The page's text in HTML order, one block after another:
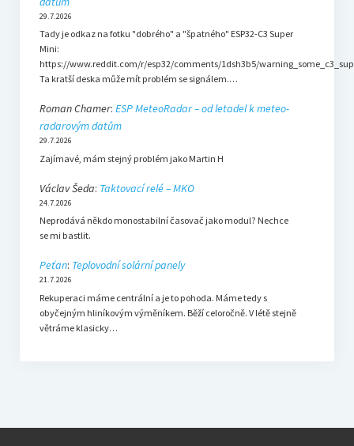
29.7.2026
Tady je odkaz na fotku "dobrého" a "špatného" ESP32-C3 Super
Mini:
https://www.reddit.com/r/esp32/comments/1dsh3b5/
Ta kratší deska může mít problém se signálem.…
Roman Chamer: ESP MeteoRadar – od letadel k meteo-
radarovým datům
29.7.2026
Zajímavé, mám stejný problém jako Martin H
Václav Šeda: Taktovací relé – MKO
24.7.2026
Neprodává někdo monostabilní časovač jako modul? Nechce
se mi bastlit.
Peťan: Teplovodní solární panely
21.7.2026
Rekuperaci máme centrální a je to pohoda. Máme tedy s
obyčejným hliníkovým výměníkem. Běží celoročně. V létě stejně
větráme klasicky…